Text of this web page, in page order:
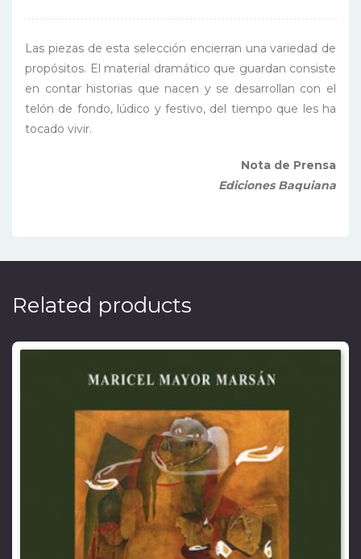
plato
día
|
Espejismo
|
Coto
Las piezas de esta selección encierran una variedad de
propósitos. El material dramático que guardan consiste
en contar historias que nacen y se desarrollan con el
telón de fondo, lúdico y festivo, del tiempo que les ha
tocado vivir.
Nota de Prensa
Ediciones Baquiana
Related products